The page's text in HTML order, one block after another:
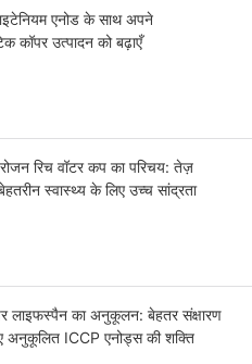
एनोड के साथ अपने
कॉपर उत्पादन को बढ़ाएँ
रिच वॉटर कप का परिचय: तेज़
स्वास्थ्य के लिए उच्च सांद्रता
लाइफस्पैन का अनुकूलन: बेहतर संक्षारण
अनुकूलित ICCP एनोड्स की शक्ति